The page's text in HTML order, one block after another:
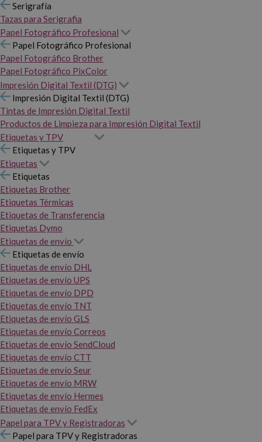
Serigrafía
Tazas para Serigrafia
Papel Fotográfico Profesional
Papel Fotográfico Profesional
Papel Fotográfico Brother
Papel Fotográfico PixColor
Impresión Digital Textil (DTG)
Impresión Digital Textil (DTG)
Tintas de Impresión Digital Textil
Productos de Limpieza para Impresión Digital Textil
Etiquetas y TPV
Etiquetas y TPV
Etiquetas
Etiquetas
Etiquetas Brother
Etiquetas Térmicas
Etiquetas de Transferencia
Etiquetas Dymo
Etiquetas de envío
Etiquetas de envío
Etiquetas de envío DHL
Etiquetas de envío UPS
Etiquetas de envío DPD
Etiquetas de envío TNT
Etiquetas de envío GLS
Etiquetas de envío Correos
Etiquetas de envío SendCloud
Etiquetas de envío CTT
Etiquetas de envío Seur
Etiquetas de envío MRW
Etiquetas de envío Hermes
Etiquetas de envío FedEx
Papel para TPV y Registradoras
Papel para TPV y Registradoras